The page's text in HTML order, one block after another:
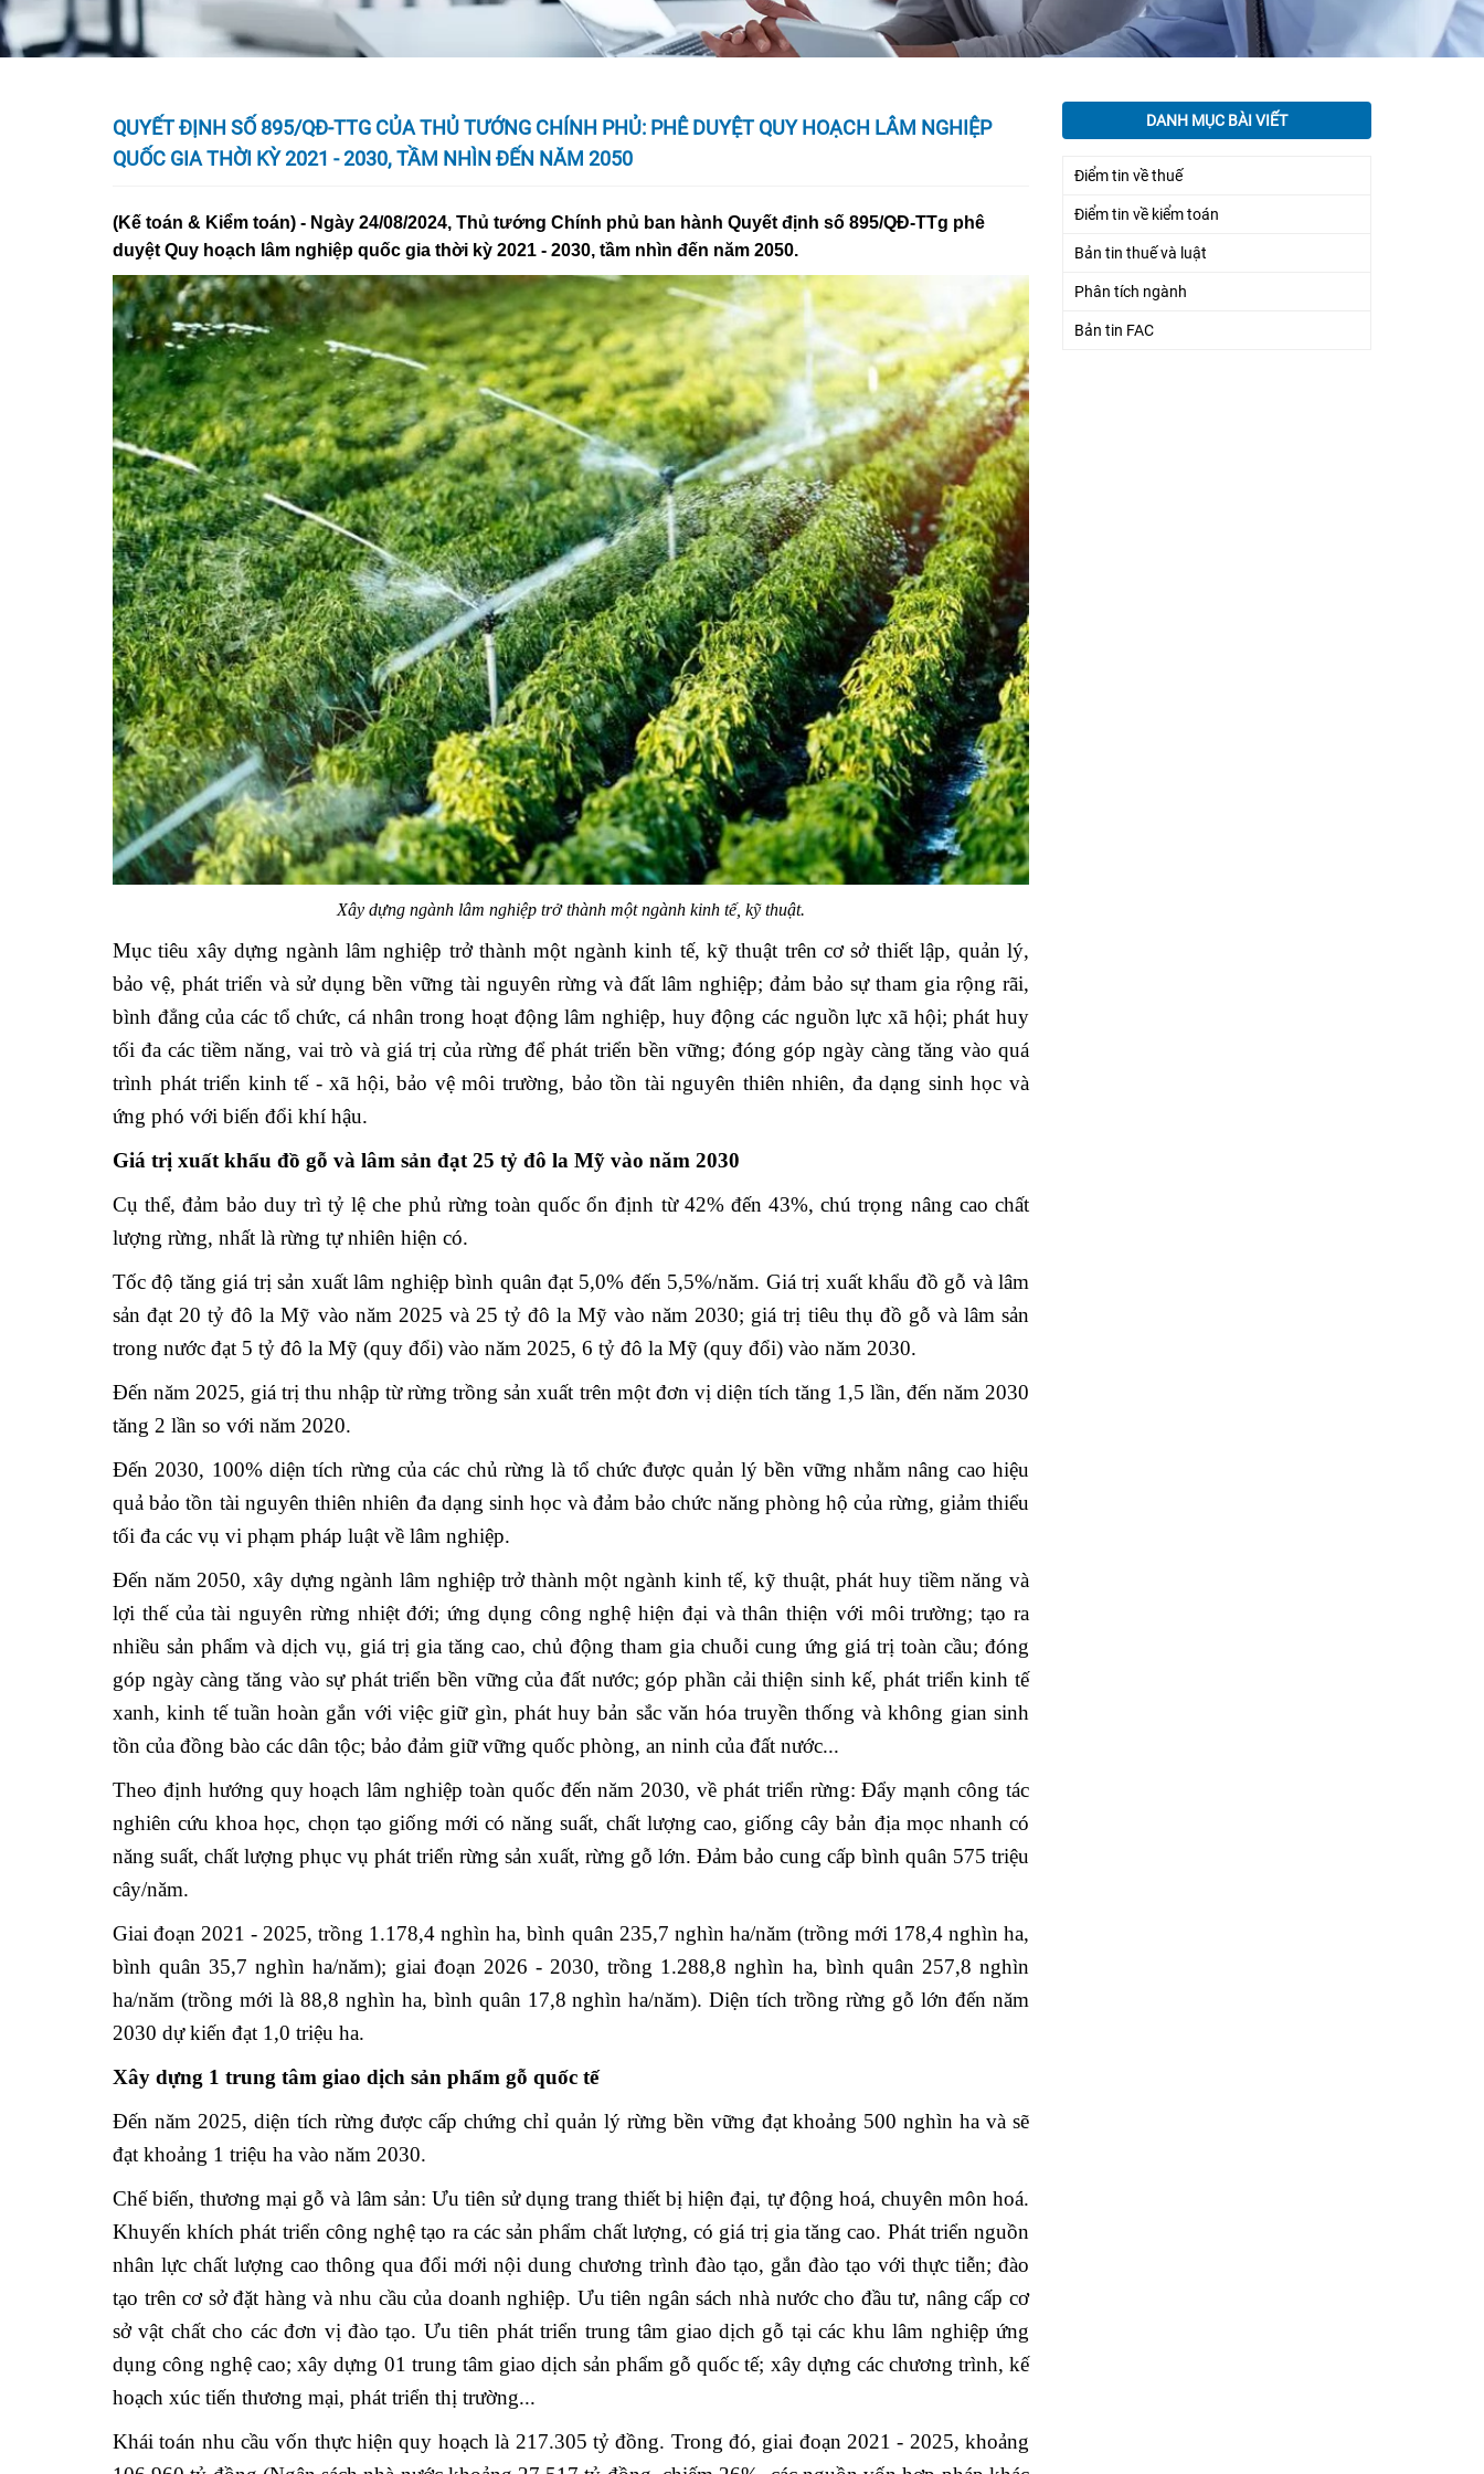
QUYẾT ĐỊNH SỐ 895/QĐ-TTG CỦA THỦ TƯỚNG CHÍNH PHỦ: PHÊ DUYỆT QUY HOẠCH LÂM NGHIỆP
QUỐC GIA THỜI KỲ 2021 - 2030, TẦM NHÌN ĐẾN NĂM 2050
(Kế toán & Kiểm toán) - Ngày 24/08/2024, Thủ tướng Chính phủ ban hành Quyết định số 895/QĐ-TTg phê
duyệt Quy hoạch lâm nghiệp quốc gia thời kỳ 2021 - 2030, tầm nhìn đến năm 2050.
Xây dựng ngành lâm nghiệp trở thành một ngành kinh tế, kỹ thuật.
Mục tiêu xây dựng ngành lâm nghiệp trở thành một ngành kinh tế, kỹ thuật trên cơ sở thiết lập, quản lý,
bảo vệ, phát triển và sử dụng bền vững tài nguyên rừng và đất lâm nghiệp; đảm bảo sự tham gia rộng rãi,
bình đẳng của các tổ chức, cá nhân trong hoạt động lâm nghiệp, huy động các nguồn lực xã hội; phát huy
tối đa các tiềm năng, vai trò và giá trị của rừng để phát triển bền vững; đóng góp ngày càng tăng vào quá
trình phát triển kinh tế - xã hội, bảo vệ môi trường, bảo tồn tài nguyên thiên nhiên, đa dạng sinh học và
ứng phó với biến đổi khí hậu.
Giá trị xuất khẩu đồ gỗ và lâm sản đạt 25 tỷ đô la Mỹ vào năm 2030
Cụ thể, đảm bảo duy trì tỷ lệ che phủ rừng toàn quốc ổn định từ 42% đến 43%, chú trọng nâng cao chất
lượng rừng, nhất là rừng tự nhiên hiện có.
Tốc độ tăng giá trị sản xuất lâm nghiệp bình quân đạt 5,0% đến 5,5%/năm. Giá trị xuất khẩu đồ gỗ và lâm
sản đạt 20 tỷ đô la Mỹ vào năm 2025 và 25 tỷ đô la Mỹ vào năm 2030; giá trị tiêu thụ đồ gỗ và lâm sản
trong nước đạt 5 tỷ đô la Mỹ (quy đổi) vào năm 2025, 6 tỷ đô la Mỹ (quy đổi) vào năm 2030.
Đến năm 2025, giá trị thu nhập từ rừng trồng sản xuất trên một đơn vị diện tích tăng 1,5 lần, đến năm 2030
tăng 2 lần so với năm 2020.
Đến 2030, 100% diện tích rừng của các chủ rừng là tổ chức được quản lý bền vững nhằm nâng cao hiệu
quả bảo tồn tài nguyên thiên nhiên đa dạng sinh học và đảm bảo chức năng phòng hộ của rừng, giảm thiểu
tối đa các vụ vi phạm pháp luật về lâm nghiệp.
Đến năm 2050, xây dựng ngành lâm nghiệp trở thành một ngành kinh tế, kỹ thuật, phát huy tiềm năng và
lợi thế của tài nguyên rừng nhiệt đới; ứng dụng công nghệ hiện đại và thân thiện với môi trường; tạo ra
nhiều sản phẩm và dịch vụ, giá trị gia tăng cao, chủ động tham gia chuỗi cung ứng giá trị toàn cầu; đóng
góp ngày càng tăng vào sự phát triển bền vững của đất nước; góp phần cải thiện sinh kế, phát triển kinh tế
xanh, kinh tế tuần hoàn gắn với việc giữ gìn, phát huy bản sắc văn hóa truyền thống và không gian sinh
tồn của đồng bào các dân tộc; bảo đảm giữ vững quốc phòng, an ninh của đất nước...
Theo định hướng quy hoạch lâm nghiệp toàn quốc đến năm 2030, về phát triển rừng: Đẩy mạnh công tác
nghiên cứu khoa học, chọn tạo giống mới có năng suất, chất lượng cao, giống cây bản địa mọc nhanh có
năng suất, chất lượng phục vụ phát triển rừng sản xuất, rừng gỗ lớn. Đảm bảo cung cấp bình quân 575 triệu
cây/năm.
Giai đoạn 2021 - 2025, trồng 1.178,4 nghìn ha, bình quân 235,7 nghìn ha/năm (trồng mới 178,4 nghìn ha,
bình quân 35,7 nghìn ha/năm); giai đoạn 2026 - 2030, trồng 1.288,8 nghìn ha, bình quân 257,8 nghìn
ha/năm (trồng mới là 88,8 nghìn ha, bình quân 17,8 nghìn ha/năm). Diện tích trồng rừng gỗ lớn đến năm
2030 dự kiến đạt 1,0 triệu ha.
Xây dựng 1 trung tâm giao dịch sản phẩm gỗ quốc tế
Đến năm 2025, diện tích rừng được cấp chứng chỉ quản lý rừng bền vững đạt khoảng 500 nghìn ha và sẽ
đạt khoảng 1 triệu ha vào năm 2030.
Chế biến, thương mại gỗ và lâm sản: Ưu tiên sử dụng trang thiết bị hiện đại, tự động hoá, chuyên môn hoá.
Khuyến khích phát triển công nghệ tạo ra các sản phẩm chất lượng, có giá trị gia tăng cao. Phát triển nguồn
nhân lực chất lượng cao thông qua đổi mới nội dung chương trình đào tạo, gắn đào tạo với thực tiễn; đào
tạo trên cơ sở đặt hàng và nhu cầu của doanh nghiệp. Ưu tiên ngân sách nhà nước cho đầu tư, nâng cấp cơ
sở vật chất cho các đơn vị đào tạo. Ưu tiên phát triển trung tâm giao dịch gỗ tại các khu lâm nghiệp ứng
dụng công nghệ cao; xây dựng 01 trung tâm giao dịch sản phẩm gỗ quốc tế; xây dựng các chương trình, kế
hoạch xúc tiến thương mại, phát triển thị trường...
Khái toán nhu cầu vốn thực hiện quy hoạch là 217.305 tỷ đồng. Trong đó, giai đoạn 2021 - 2025, khoảng
DANH MỤC BÀI VIẾT
Điểm tin về thuế
Điểm tin về kiểm toán
Bản tin thuế và luật
Phân tích ngành
Bản tin FAC